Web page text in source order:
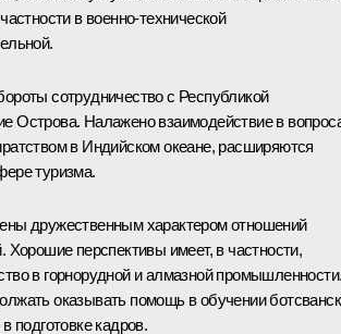
в военно-технической
сотрудничество с Республикой
Острова. Налажено взаимодействие в
в Индийском океане, расширяются
туризма.
дружественным характером отношений
Хорошие перспективы имеет, в частности,
в горнорудной и алмазной
оказывать помощь в обучении
подготовке кадров.